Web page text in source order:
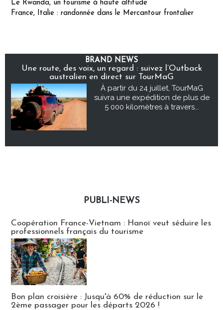
Le Rwanda, un tourisme à haute altitude
France, Italie : randonnée dans le Mercantour frontalier
BRAND NEWS
Une route, des voix, un regard : suivez l’Outback
australien en direct sur TourMaG
À partir du 24 juillet, TourMaG
suivra une expédition de plus de
5 000 kilomètres à travers...
PUBLI-NEWS
Coopération France-Vietnam : Hanoï veut séduire les
professionnels français du tourisme
Bon plan croisière : Jusqu'à 60% de réduction sur le
2ème passager pour les départs 2026 !